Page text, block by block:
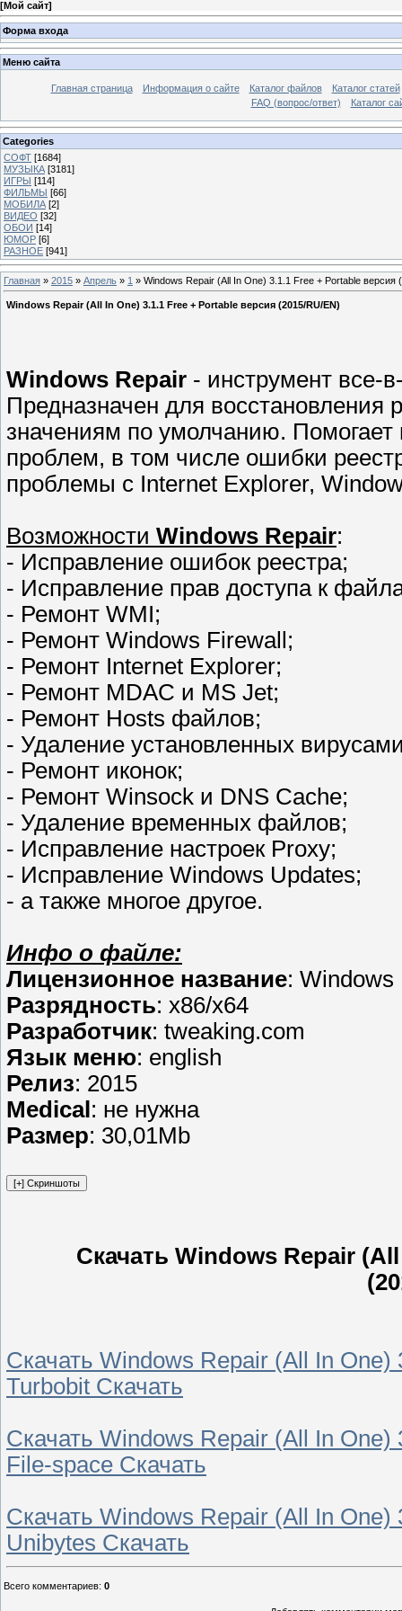
[Мой сайт]
Форма входа
Меню сайта
Главная страница Информация о сайте Каталог файлов
Каталог статей
FAQ (вопрос/ответ)
Каталог
Categories
СОФТ [1684]
МУЗЫКА [3181]
ИГРЫ [114]
ФИЛЬМЫ [66]
МОБИЛА [2]
ВИДЕО [32]
ОБОИ [14]
ЮМОР [6]
РАЗНОЕ [941]
Главная » 2015 » Апрель » 1 » Windows Repair (All In One) 3.1.1 Free + Portable версия
Windows Repair (All In One) 3.1.1 Free + Portable версия (2015/RU/EN)
Windows Repair - инструмент все-
Предназначен для восстановления
значениям по умолчанию.
проблем, в том числе ошибки
проблемы с Internet Explorer,
Возможности Windows Repair:
- Исправление ошибок реестра;
- Исправление прав доступа к
- Ремонт WMI;
- Ремонт Windows Firewall;
- Ремонт Internet Explorer;
- Ремонт MDAC и MS Jet;
- Ремонт Hosts файлов;
- Удаление установленных
- Ремонт иконок;
- Ремонт Winsock и DNS Cache;
- Удаление временных файлов;
- Исправление настроек Proxy;
- Исправление Windows Updates;
- а также многое другое.
Инфо о файле:
Лицензионное название: Windows
Разрядность: x86/x64
Разработчик: tweaking.com
Язык меню: english
Релиз: 2015
Medical : не нужна
Размер: 30,01Mb
Скачать Windows Repair
Скачать Windows Repair (All In
Turbobit Скачать
Скачать Windows Repair (All In
File-space Скачать
Скачать Windows Repair (All In
Unibytes Скачать
Всего комментариев: 0